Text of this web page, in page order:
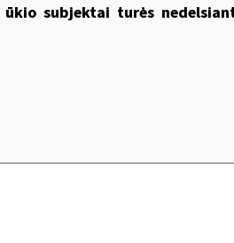
subjektai turės